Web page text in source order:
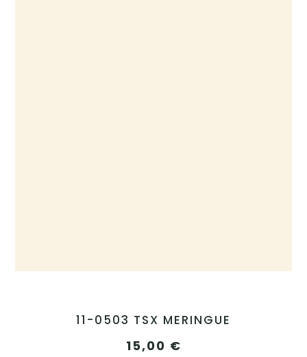
11-0503 TSX MERINGUE
15,00 €